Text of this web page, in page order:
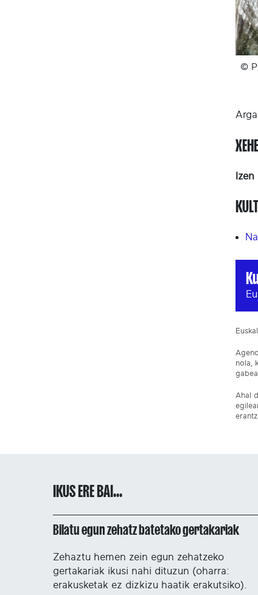
©
nola,
Ahal
IKUS ERE BAI...
Bilatu egun zehatz batetako gertakariak
Zehaztu hemen zein egun zehatzeko
gertakariak ikusi nahi dituzun (oharra:
erakusketak ez dizkizu haatik erakutsiko).